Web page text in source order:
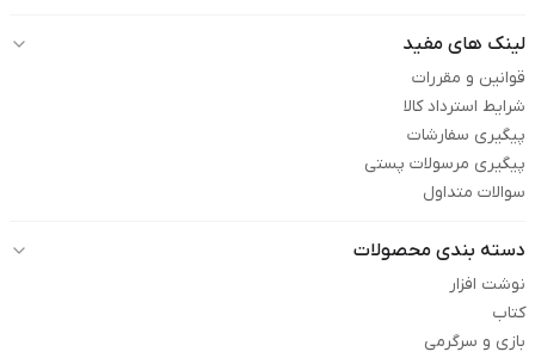
لینک های مفید
قوانین و مقررات
شرایط استرداد کالا
پیگیری سفارشات
پیگیری مرسولات پستی
سوالات متداول
دسته بندی محصولات
نوشت افزار
کتاب
بازی و سرگرمی